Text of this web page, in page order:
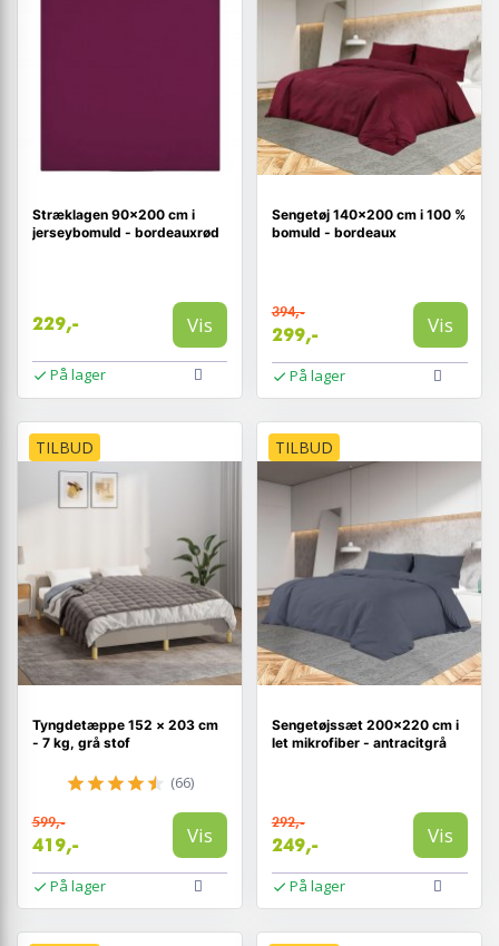
Stræklagen 90×200 cm i
jerseybomuld - bordeauxrød
229,- Vis
På lager
Sengetøj 140×200 cm i 100 %
bomuld - bordeaux
394,-
299,- Vis
På lager
TILBUD
Tyngdetæppe 152 × 203 cm
- 7 kg, grå stof
(66)
599,-
419,- Vis
På lager
TILBUD
Sengetøjssæt 200×220 cm i
let mikrofiber - antracitgrå
292,-
249,- Vis
På lager